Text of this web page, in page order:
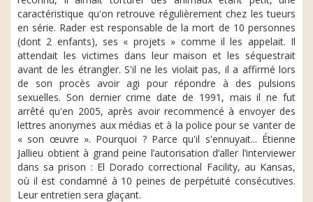
caractéristique qu'on retrouve régulièrement chez les tueurs
en série. Rader est responsable de la mort de 10 personnes
(dont 2 enfants), ses « projets » comme il les appelait. Il
attendait les victimes dans leur maison et les séquestrait
avant de les étrangler. S'il ne les violait pas, il a affirmé lors
de son procès avoir agi pour répondre à des pulsions
sexuelles. Son dernier crime date de 1991, mais il ne fut
arrêté qu'en 2005, après avoir recommencé à envoyer des
lettres anonymes aux médias et à la police pour se vanter de
« son œuvre ». Pourquoi ? Parce qu'il s'ennuyait... Étienne
Jallieu obtient à grand peine l’autorisation d’aller l’interviewer
dans sa prison : El Dorado correctional Facility, au Kansas,
où il est condamné à 10 peines de perpétuité consécutives.
Leur entretien sera glaçant.